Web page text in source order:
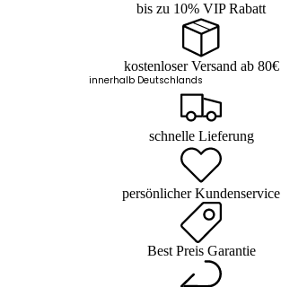
bis zu 10% VIP Rabatt
kostenloser Versand ab 80€
innerhalb Deutschlands
schnelle Lieferung
persönlicher Kundenservice
Best Preis Garantie